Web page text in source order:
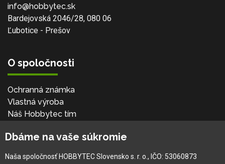
info@hobbytec.sk
Bardejovská 2046/28, 080 06
Ľubotice - Prešov
O spoločnosti
Ochranná známka
Vlastná výroba
Náš Hobbytec tím
Naša história
Dbáme na vaše súkromie
Naša spoločnosť HOBBYTEC Slovensko s. r. o., IČO: 53060873